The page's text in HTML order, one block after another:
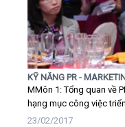
KỸ NĂNG PR -
MMôn 1: Tổng quan về
hạng mục công việc
23/02/2017